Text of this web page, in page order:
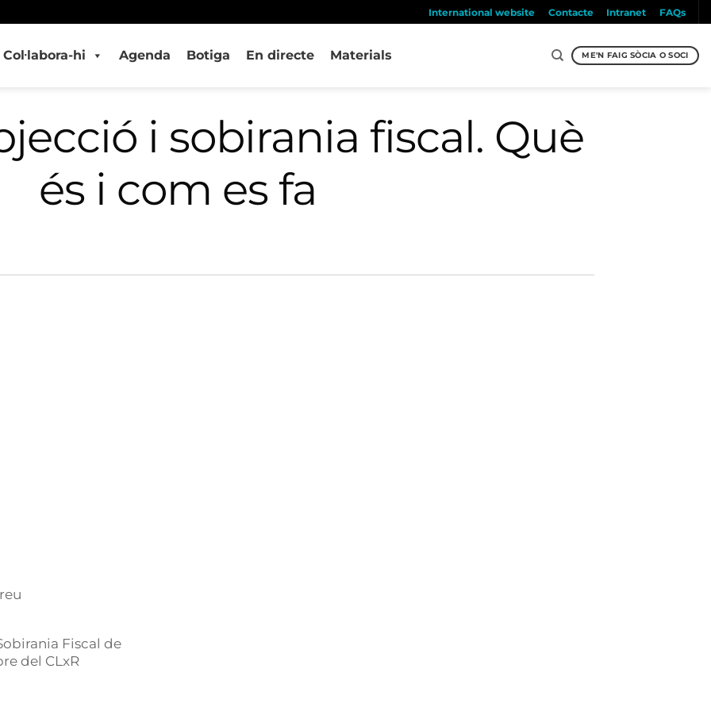
International website Contacte Intranet FAQs
Col·labora-hi Agenda Botiga En directe Materials ME'N FAIG SÒCIA O SOCI
i sobirania fiscal. Què
és i com es fa
Fiscal de
del CLxR